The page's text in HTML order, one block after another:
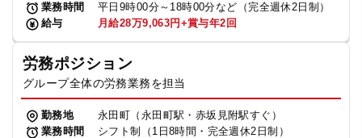
業務時間
平日9時00分～18時00分など（完全週休2日制）
給与
月給28万9,063円+賞与年2回
労務ポジション
グループ全体の労務業務を担当
勤務地
永田町（永田町駅・赤坂見附駅すぐ）
業務時間
シフト制（1日8時間・完全週休2日制）